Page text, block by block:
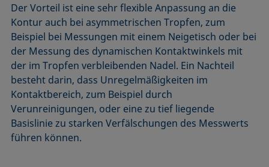
Emulsion
Entnetzung
Equation of state
Extended-Fowkes method
Meniskus-Methode
Methode nach Oss und Good
Methode nach Owens, Wendt, Rabel und Kaelble (OWRK)
Methode nach Wu
Mikroemulsion
Methode nach Zisman
Mizelle
Netzmittel
Der Vorteil ist eine sehr flexible Anpassung an die
Kontur auch bei asymmetrischen Tropfen, zum
Beispiel bei Messungen mit einem Neigetisch oder bei
der Messung des dynamischen Kontaktwinkels mit
der im Tropfen verbleibenden Nadel. Ein Nachteil
besteht darin, dass Unregelmäßigkeiten im
Kontaktbereich, zum Beispiel durch
Verunreinigungen, oder eine zu tief liegende
Basislinie zu starken Verfälschungen des Messwerts
führen können.